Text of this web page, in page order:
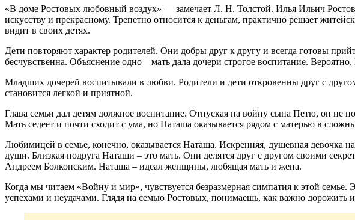
«В доме Ростовых любовный воздух» — замечает Л. Н. Толстой. Илья Ильич
искусству и прекрасному. Трепетно относится к деньгам, практично решает
видит в своих детях.
Дети повторяют характер родителей. Они добры друг к другу и всегда готовы
бесчувственна. Объяснение одно – мать дала дочери строгое воспитание.
Младших дочерей воспитывали в любви. Родители и дети откровенны друг с
становится легкой и приятной.
Глава семьи дал детям должное воспитание. Отпуская на войну сына Петю, он не
Мать седеет и почти сходит с ума, но Наташа оказывается рядом с матерью в
Любимицей в семье, конечно, оказывается Наташа. Искренняя, душевная девочка
души. Близкая подруга Наташи – это мать. Они делятся друг с другом своими
Андреем Болконским. Наташа – идеал женщины, любящая мать и жена.
Когда мы читаем «Войну и мир», чувствуется безразмерная симпатия к этой
успехами и неудачами. Глядя на семью Ростовых, понимаешь, как важно дорожить